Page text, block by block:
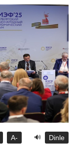
A- 🔊 Dinle